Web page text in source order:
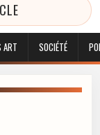
ART SOCIÉTÉ